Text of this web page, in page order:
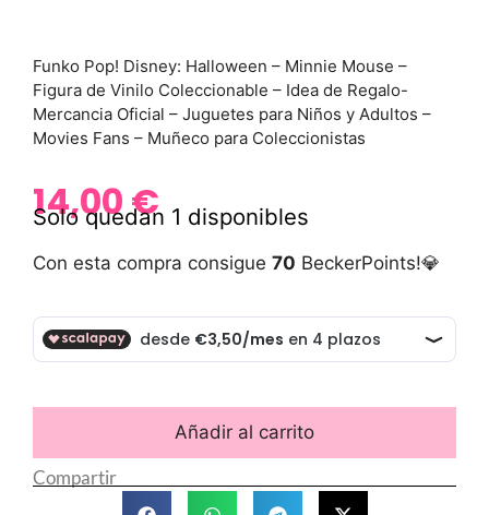
Funko Pop! Disney: Halloween – Minnie Mouse –
Figura de Vinilo Coleccionable – Idea de Regalo-
Mercancia Oficial – Juguetes para Niños y Adultos –
Movies Fans – Muñeco para Coleccionistas
14,00€
Solo quedan 1 disponibles
Con esta compra consigue 70 BeckerPoints!💎
Añadir al carrito
Compartir